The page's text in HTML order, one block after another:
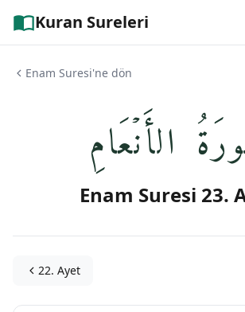
Kuran Sureleri
Enam Suresi'ne dön
الأَنۡعَامِ
Enam Suresi 23.
22. Ayet